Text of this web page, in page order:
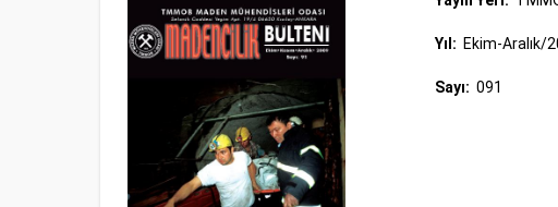
Yıl: Ekim-Aralık/
Sayı: 091